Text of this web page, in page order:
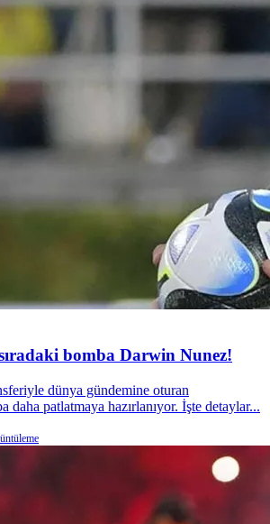
bomba Darwin Nunez!
dünya gündemine oturan
daha patlatmaya hazırlanıyor. İşte detaylar...